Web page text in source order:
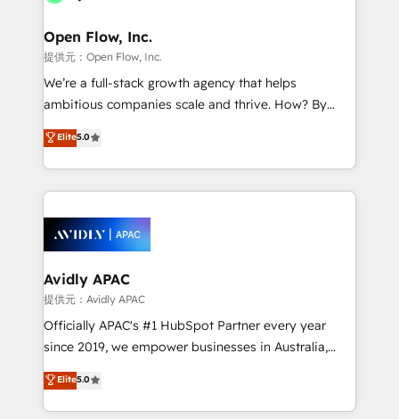
and Amsterdam. Elixir is a first mover and leader
when it comes to HubSpot sales and service
implementations, highly renowned for our business
acumen, process (re-)design experience and a
integrate HubSpot with complex solutions like SAP,
MicroSoft, custom solutions,... Our company also has
Retail execution, CPQ, customer portals and
HubSpot CMS developments. And we're champions
Open Flow, Inc.
提供元：Open Flow, Inc.
We’re a full-stack growth agency that helps
ambitious companies scale and thrive. How? By
upgrading and streamlining every single revenue-
generating aspect of your business. We’re proud
HubSpot Elite Solutions Partners and devout CRM
nerds who can harness HubSpot’s custom digital
experience. Working hand-in-hand with your team,
we’ll assemble a RevOps machine that drives more
traffic, generates better leads and crushes your
revenue goals. We've worked with thousands of
HubSpot customers and we'd love to work with you
too! Clients come to us for: Advanced CRM solutions
HubSpot Data System Migrations between systems
to HubSpot New lead generation strategies Time-
Elite5.0
Avidly APAC
提供元：Avidly APAC
Officially APAC's #1 HubSpot Partner every year
since 2019, we empower businesses in Australia,
New Zealand, and globally to realise their full
potential through enterprise HubSpot CRM
implementation. And we deliver best practice across
Elite5.0